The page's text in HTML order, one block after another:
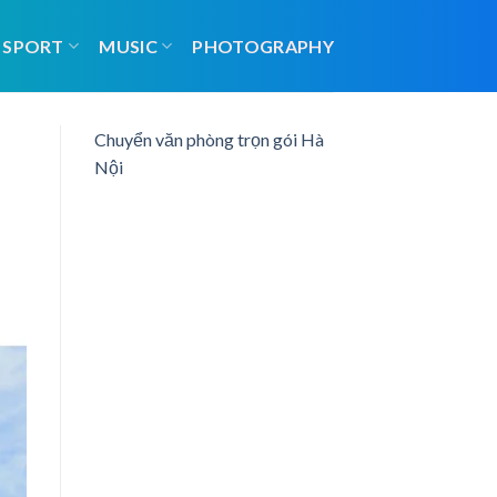
SPORT MUSIC PHOTOGRAPHY
Chuyển văn phòng trọn gói Hà
Nội